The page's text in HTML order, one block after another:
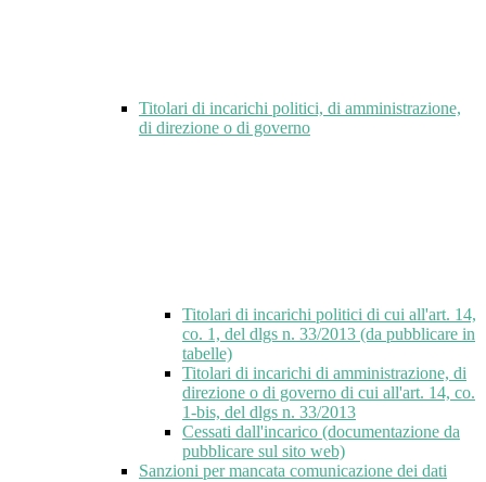
Titolari di incarichi politici, di amministrazione,
di direzione o di governo
Titolari di incarichi politici di cui all'art. 14,
co. 1, del dlgs n. 33/2013 (da pubblicare in
tabelle)
Titolari di incarichi di amministrazione, di
direzione o di governo di cui all'art. 14, co.
1-bis, del dlgs n. 33/2013
Cessati dall'incarico (documentazione da
pubblicare sul sito web)
Sanzioni per mancata comunicazione dei dati